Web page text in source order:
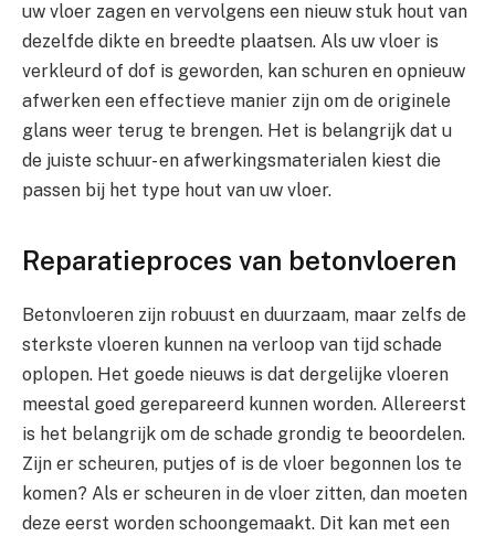
uw vloer zagen en vervolgens een nieuw stuk hout van
dezelfde dikte en breedte plaatsen. Als uw vloer is
verkleurd of dof is geworden, kan schuren en opnieuw
afwerken een effectieve manier zijn om de originele
glans weer terug te brengen. Het is belangrijk dat u
de juiste schuur- en afwerkingsmaterialen kiest die
passen bij het type hout van uw vloer.
Reparatieproces van betonvloeren
Betonvloeren zijn robuust en duurzaam, maar zelfs de
sterkste vloeren kunnen na verloop van tijd schade
oplopen. Het goede nieuws is dat dergelijke vloeren
meestal goed gerepareerd kunnen worden. Allereerst
is het belangrijk om de schade grondig te beoordelen.
Zijn er scheuren, putjes of is de vloer begonnen los te
komen? Als er scheuren in de vloer zitten, dan moeten
deze eerst worden schoongemaakt. Dit kan met een